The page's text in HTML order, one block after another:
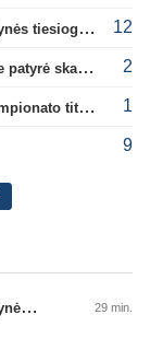
Konferencijų lyga: „Žalgiris“ – „Hajduk“ (rungtynės tiesiogiai) 12
V. Dambrausko ekipa Čempionų lygos atrankoje patyrė skaudžią nesėkmę 2
B. Mendy: „Darau ką noriu su savo pasaulio čempionato titulu“ 1
9
Konferencijų lyga: „Žalgiris“ – „Hajduk“ (rungtynės tiesiogiai) 29 min.